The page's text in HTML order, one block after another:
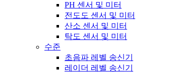
PH 센서 및 미터
전도도 센서 및 미터
산소 센서 및 미터
탁도 센서 및 미터
수준
초음파 레벨 송신기
레이더 레벨 송신기